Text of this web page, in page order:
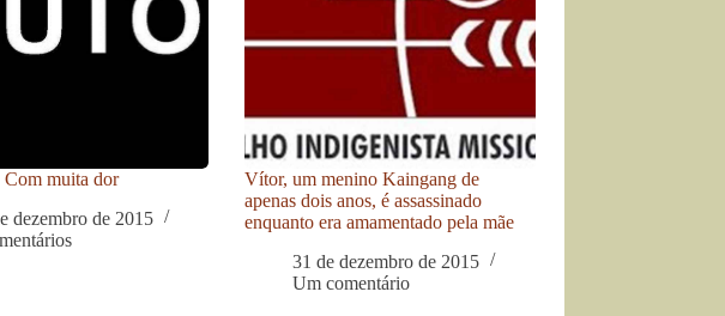
Com muita dor
dezembro de 2015
Vítor, um menino Kaingang de
apenas dois anos, é assassinado
enquanto era amamentado pela mãe
31 de dezembro de 2015
Um comentário